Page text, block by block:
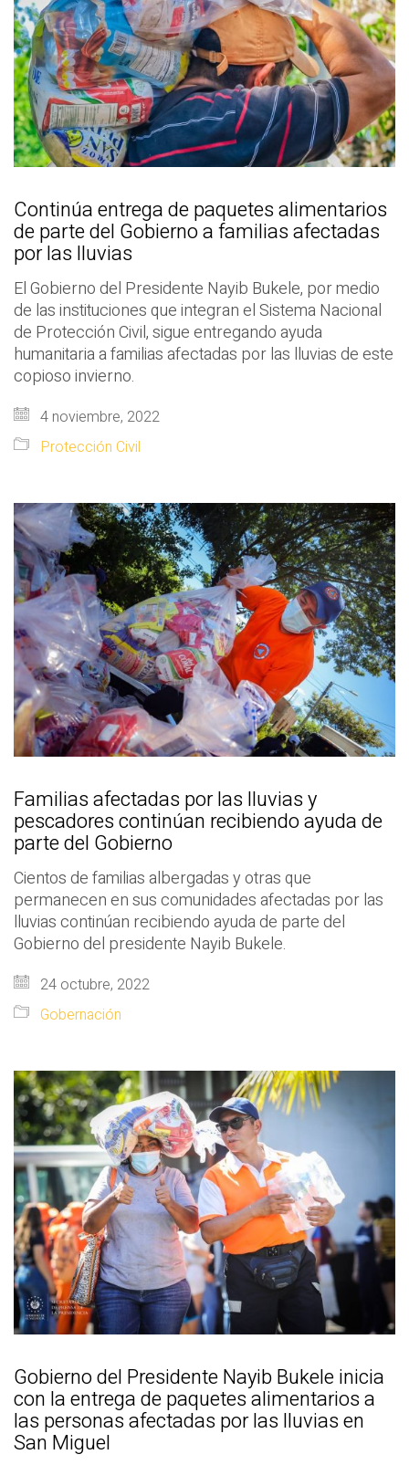
Continúa entrega de paquetes alimentarios
de parte del Gobierno a familias afectadas
por las lluvias
El Gobierno del Presidente Nayib Bukele, por medio
de las instituciones que integran el Sistema Nacional
de Protección Civil, sigue entregando ayuda
humanitaria a familias afectadas por las lluvias de este
copioso invierno.
4 noviembre, 2022
Protección Civil
Familias afectadas por las lluvias y
pescadores continúan recibiendo ayuda de
parte del Gobierno
Cientos de familias albergadas y otras que
permanecen en sus comunidades afectadas por las
lluvias continúan recibiendo ayuda de parte del
Gobierno del presidente Nayib Bukele.
24 octubre, 2022
Gobernación
Gobierno del Presidente Nayib Bukele inicia
con la entrega de paquetes alimentarios a
las personas afectadas por las lluvias en
San Miguel